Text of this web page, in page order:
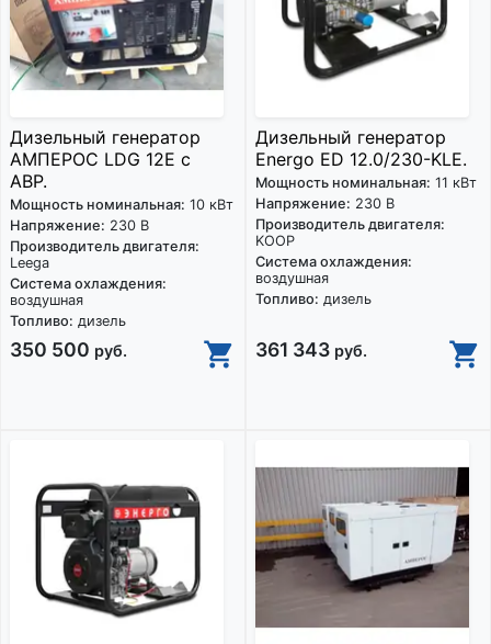
Дизельный генератор
АМПЕРОС LDG 12E с
АВР.
Мощность номинальная: 10 кВт
Напряжение: 230 В
Производитель двигателя:
Leega
Система охлаждения:
воздушная
Топливо: дизель
350 500 руб.
Дизельный генератор
Energo ED 12.0/230-KLE.
Мощность номинальная: 11 кВт
Напряжение: 230 В
Производитель двигателя:
KOOP
Система охлаждения:
воздушная
Топливо: дизель
361 343 руб.